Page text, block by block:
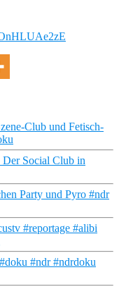
Club und Fetisch-
Social Club in
Party und Pyro #ndr
#reportage #alibi
#ndr #ndrdoku